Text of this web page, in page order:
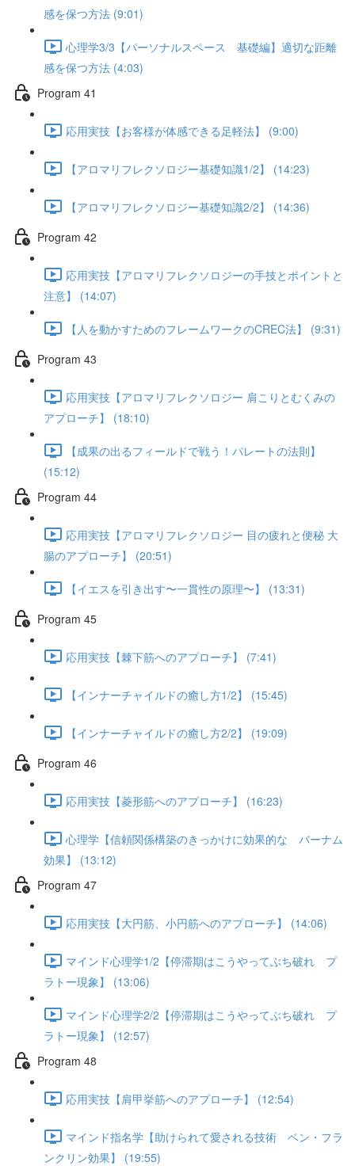
感を保つ方法 (9:01)
心理学3/3【パーソナルスペース 基礎編】適切な距離
感を保つ方法 (4:03)
Program 41
応用実技【お客様が体感できる足軽法】 (9:00)
【アロマリフレクソロジー基礎知識1/2】 (14:23)
【アロマリフレクソロジー基礎知識2/2】 (14:36)
Program 42
応用実技【アロマリフレクソロジーの手技とポイントと
注意】 (14:07)
【人を動かすためのフレームワークのCREC法】 (9:31)
Program 43
応用実技【アロマリフレクソロジー 肩こりとむくみの
アプローチ】 (18:10)
【成果の出るフィールドで戦う！パレートの法則】
(15:12)
Program 44
応用実技【アロマリフレクソロジー 目の疲れと便秘 大
腸のアプローチ】 (20:51)
【イエスを引き出す〜一貫性の原理〜】 (13:31)
Program 45
応用実技【棘下筋へのアプローチ】 (7:41)
【インナーチャイルドの癒し方1/2】 (15:45)
【インナーチャイルドの癒し方2/2】 (19:09)
Program 46
応用実技【菱形筋へのアプローチ】 (16:23)
心理学【信頼関係構築のきっかけに効果的な バーナム
効果】 (13:12)
Program 47
応用実技【大円筋、小円筋へのアプローチ】 (14:06)
マインド心理学1/2【停滞期はこうやってぶち破れ プ
ラトー現象】 (13:06)
マインド心理学2/2【停滞期はこうやってぶち破れ プ
ラトー現象】 (12:57)
Program 48
応用実技【肩甲挙筋へのアプローチ】 (12:54)
マインド指名学【助けられて愛される技術 ベン・フラ
ンクリン効果】 (19:55)